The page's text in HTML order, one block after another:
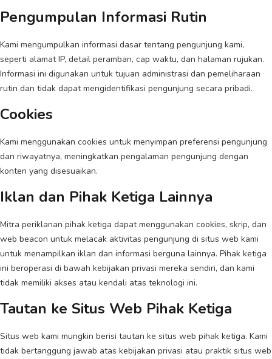
Pengumpulan Informasi Rutin
Kami mengumpulkan informasi dasar tentang pengunjung kami,
seperti alamat IP, detail peramban, cap waktu, dan halaman rujukan.
Informasi ini digunakan untuk tujuan administrasi dan pemeliharaan
rutin dan tidak dapat mengidentifikasi pengunjung secara pribadi.
Cookies
Kami menggunakan cookies untuk menyimpan preferensi pengunjung
dan riwayatnya, meningkatkan pengalaman pengunjung dengan
konten yang disesuaikan.
Iklan dan Pihak Ketiga Lainnya
Mitra periklanan pihak ketiga dapat menggunakan cookies, skrip, dan
web beacon untuk melacak aktivitas pengunjung di situs web kami
untuk menampilkan iklan dan informasi berguna lainnya. Pihak ketiga
ini beroperasi di bawah kebijakan privasi mereka sendiri, dan kami
tidak memiliki akses atau kendali atas teknologi ini.
Tautan ke Situs Web Pihak Ketiga
Situs web kami mungkin berisi tautan ke situs web pihak ketiga. Kami
tidak bertanggung jawab atas kebijakan privasi atau praktik situs web